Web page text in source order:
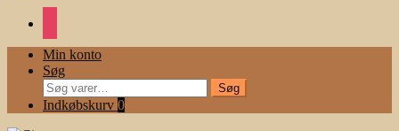
Min konto
Søg
Søg
efter:
Søg
Indkøbskurv 0